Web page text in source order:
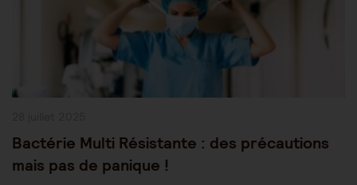
Bactérie Multi Résistante : des précautions
mais pas de panique !